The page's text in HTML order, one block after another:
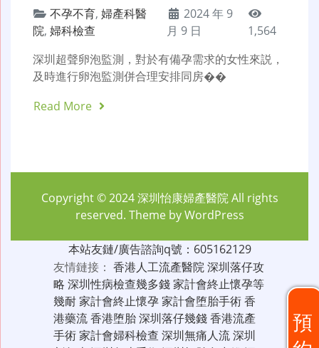
不孕不育, 婦產科醫
院, 婦科檢查
2024 年 9
月 9 日
1,564
深圳超聲卵泡監測，對於有備孕需求的女性來説，
及時進行卵泡監測併合理安排同房��
Read More
預
Copyright © 2024深圳怡康婦產醫院All rights
reserved. Theme byWordPress
本站友鏈/廣告諮詢q號：605162129
友情鏈接： 香港人工流產醫院深圳落仔攻
略 深圳性病檢查幾多錢家計會終止懷孕等
幾耐家計會終止懷孕家計會堕胎手術香
港藥流香港堕胎深圳落仔幾錢香港流產
手術家計會婦科檢查 深圳無痛人流深圳